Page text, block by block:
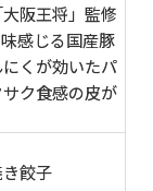
阪王将」監修
感じる国産豚
くが効いたパ
ク食感の皮が
餃子